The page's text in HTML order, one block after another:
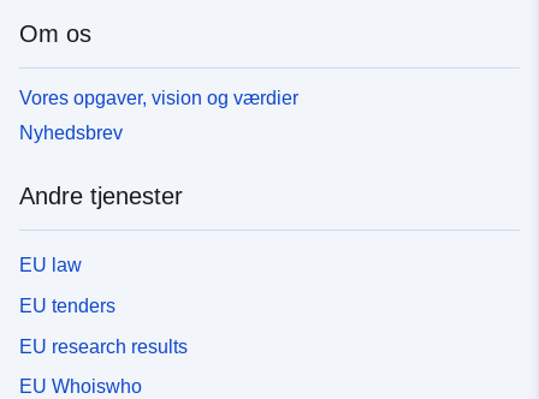
Om os
Vores opgaver, vision og værdier
Nyhedsbrev
Andre tjenester
EU law
EU tenders
EU research results
EU Whoiswho